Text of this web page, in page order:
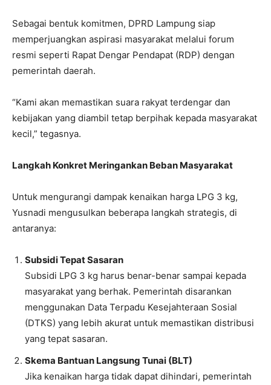
Sebagai bentuk komitmen, DPRD Lampung siap
memperjuangkan aspirasi masyarakat melalui forum
resmi seperti Rapat Dengar Pendapat (RDP) dengan
pemerintah daerah.
“Kami akan memastikan suara rakyat terdengar dan
kebijakan yang diambil tetap berpihak kepada masyarakat
kecil,” tegasnya.
Langkah Konkret Meringankan Beban Masyarakat
Untuk mengurangi dampak kenaikan harga LPG 3 kg,
Yusnadi mengusulkan beberapa langkah strategis, di
antaranya:
Subsidi Tepat Sasaran
Subsidi LPG 3 kg harus benar-benar sampai kepada
masyarakat yang berhak. Pemerintah disarankan
menggunakan Data Terpadu Kesejahteraan Sosial
(DTKS) yang lebih akurat untuk memastikan distribusi
yang tepat sasaran.
Skema Bantuan Langsung Tunai (BLT)
Jika kenaikan harga tidak dapat dihindari, pemerintah